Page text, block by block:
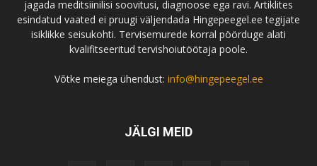
jagada meditsiinilisi soovitusi, diagnoose ega ravi. Artiklites
esindatud vaated ei pruugi väljendada Hingepeegel.ee tegijate
isiklikke seisukohti. Tervisemurede korral pöörduge alati
kvalifitseeritud tervishoiutöötaja poole.
Võtke meiega ühendust: info@hingepeegel.ee
JÄLGI MEID